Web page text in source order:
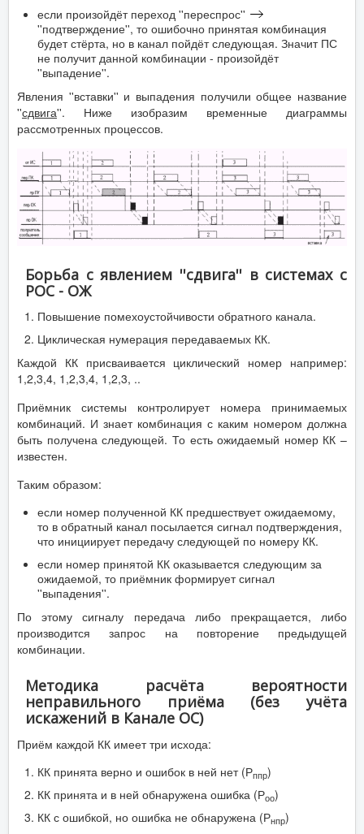
если произойдёт переход ''переспрос''
''подтверждение'', то ошибочно принятая комбинация
будет стёрта, но в канал пойдёт следующая. Значит ПС
не получит данной комбинации - произойдёт
''выпадение''.
Явления ''вставки'' и выпадения получили общее название
''сдвига''. Ниже изобразим временные диаграммы
рассмотренных процессов.
Борьба с явлением ''сдвига'' в системах с
РОС - ОЖ
Повышение помехоустойчивости обратного канала.
Циклическая нумерация передаваемых КК.
Каждой КК присваивается циклический номер например:
1,2,3,4, 1,2,3,4, 1,2,3, ..
Приёмник системы контролирует номера принимаемых
комбинаций. И знает комбинация с каким номером должна
быть получена следующей. То есть ожидаемый номер КК –
известен.
Таким образом:
если номер полученной КК предшествует ожидаемому,
то в обратный канал посылается сигнал подтверждения,
что инициирует передачу следующей по номеру КК.
если номер принятой КК оказывается следующим за
ожидаемой, то приёмник формирует сигнал
''выпадения''.
По этому сигналу передача либо прекращается, либо
производится запрос на повторение предыдущей
комбинации.
Методика расчёта вероятности
неправильного приёма (без учёта
искажений в Канале ОС)
Приём каждой КК имеет три исхода:
КК принята верно и ошибок в ней нет (Рппр)
КК принята и в ней обнаружена ошибка (Роо)
КК с ошибкой, но ошибка не обнаружена (Рнпр)